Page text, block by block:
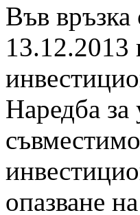
Във
13.12.2013
Наредба за
опазване